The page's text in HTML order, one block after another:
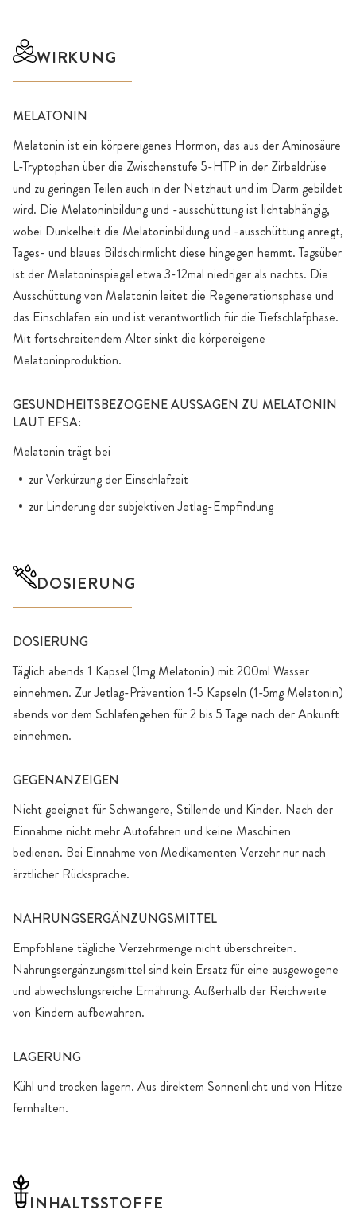
WIRKUNG
MELATONIN
Melatonin ist ein körpereigenes Hormon, das aus der Aminosäure
L-Tryptophan über die Zwischenstufe 5-HTP in der Zirbeldrüse
und zu geringen Teilen auch in der Netzhaut und im Darm gebildet
wird. Die Melatoninbildung und -ausschüttung ist lichtabhängig,
wobei Dunkelheit die Melatoninbildung und -ausschüttung anregt,
Tages- und blaues Bildschirmlicht diese hingegen hemmt. Tagsüber
ist der Melatoninspiegel etwa 3-12mal niedriger als nachts. Die
Ausschüttung von Melatonin leitet die Regenerationsphase und
das Einschlafen ein und ist verantwortlich für die Tiefschlafphase.
Mit fortschreitendem Alter sinkt die körpereigene
Melatoninproduktion.
GESUNDHEITSBEZOGENE AUSSAGEN ZU MELATONIN
LAUT EFSA:
Melatonin trägt bei
zur Verkürzung der Einschlafzeit
zur Linderung der subjektiven Jetlag-Empfindung
DOSIERUNG
DOSIERUNG
Täglich abends 1 Kapsel (1mg Melatonin) mit 200ml Wasser
einnehmen. Zur Jetlag-Prävention 1-5 Kapseln (1-5mg Melatonin)
abends vor dem Schlafengehen für 2 bis 5 Tage nach der Ankunft
einnehmen.
GEGENANZEIGEN
Nicht geeignet für Schwangere, Stillende und Kinder. Nach der
Einnahme nicht mehr Autofahren und keine Maschinen
bedienen. Bei Einnahme von Medikamenten Verzehr nur nach
ärztlicher Rücksprache.
NAHRUNGSERGÄNZUNGSMITTEL
Empfohlene tägliche Verzehrmenge nicht überschreiten.
Nahrungsergänzungsmittel sind kein Ersatz für eine ausgewogene
und abwechslungsreiche Ernährung. Außerhalb der Reichweite
von Kindern aufbewahren.
LAGERUNG
Kühl und trocken lagern. Aus direktem Sonnenlicht und von Hitze
fernhalten.
INHALTSSTOFFE